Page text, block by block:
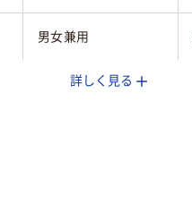
男女兼用
詳しく見る